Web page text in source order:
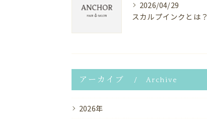
2026/04/29
スカルプインクとは？
アーカイブ Archive
2026年